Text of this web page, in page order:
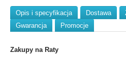
Opis i specyfikacja Dostawa
Gwarancja
Promocje
Zakupy na Raty